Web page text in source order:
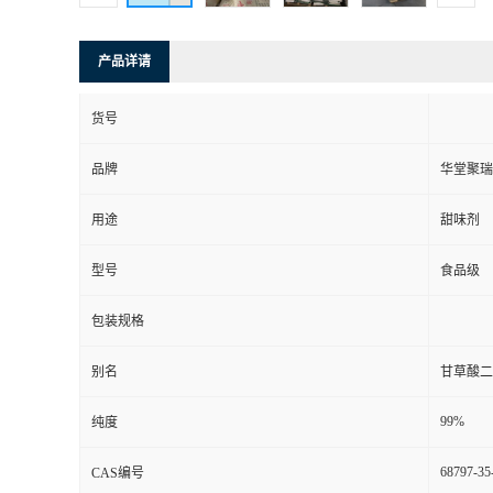
产品详请
货号
品牌 华堂聚瑞
用途 甜味剂
型号 食品级
包装规格
别名 甘草酸
纯度 99%
CAS编号 68797-